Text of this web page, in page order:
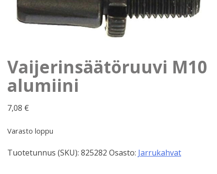
Vaijerinsäätöruuvi M10
alumiini
7,08 €
Varasto loppu
Tuotetunnus (SKU): 825282 Osasto: Jarrukahvat